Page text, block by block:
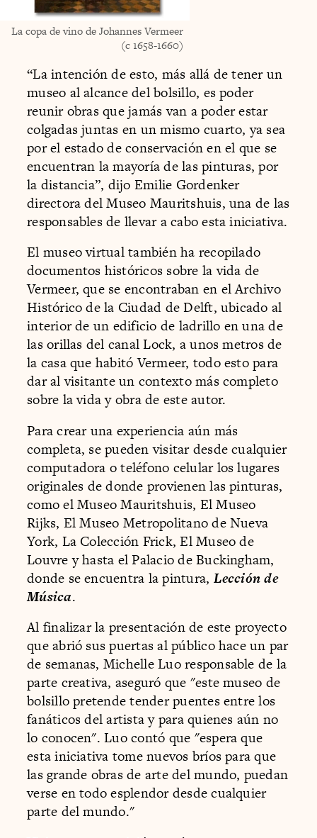
La copa de vino de Johannes Vermeer
(c 1658-1660)
“La intención de esto, más allá de tener un
museo al alcance del bolsillo, es poder
reunir obras que jamás van a poder estar
colgadas juntas en un mismo cuarto, ya sea
por el estado de conservación en el que se
encuentran la mayoría de las pinturas, por
la distancia”, dijo Emilie Gordenker
directora del Museo Mauritshuis, una de las
responsables de llevar a cabo esta iniciativa.
El museo virtual también ha recopilado
documentos históricos sobre la vida de
Vermeer, que se encontraban en el Archivo
Histórico de la Ciudad de Delft, ubicado al
interior de un edificio de ladrillo en una de
las orillas del canal Lock, a unos metros de
la casa que habitó Vermeer, todo esto para
dar al visitante un contexto más completo
sobre la vida y obra de este autor.
Para crear una experiencia aún más
completa, se pueden visitar desde cualquier
computadora o teléfono celular los lugares
originales de donde provienen las pinturas,
como el Museo Mauritshuis, El Museo
Rijks, El Museo Metropolitano de Nueva
York, La Colección Frick, El Museo de
Louvre y hasta el Palacio de Buckingham,
donde se encuentra la pintura, Lección de
Música.
Al finalizar la presentación de este proyecto
que abrió sus puertas al público hace un par
de semanas, Michelle Luo responsable de la
parte creativa, aseguró que "este museo de
bolsillo pretende tender puentes entre los
fanáticos del artista y para quienes aún no
lo conocen". Luo contó que "espera que
esta iniciativa tome nuevos bríos para que
las grande obras de arte del mundo, puedan
verse en todo esplendor desde cualquier
parte del mundo."